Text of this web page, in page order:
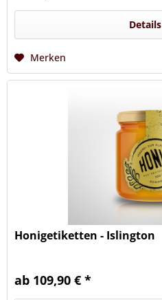
Details
Merken
Honigetiketten - Islington
ab 109,90 € *